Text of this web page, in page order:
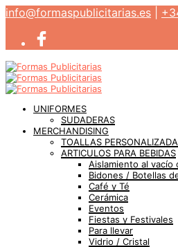
info@formaspublicitarias.es
UNIFORMES
SUDADERAS
MERCHANDISING
TOALLAS
ARTICULOS PARA BEBIDAS
Aislamiento al vacío
Bidones / Botellas
Café y Té
Cerámica
Eventos
Fiestas y Festivales
Para llevar
Vidrio / Cristal